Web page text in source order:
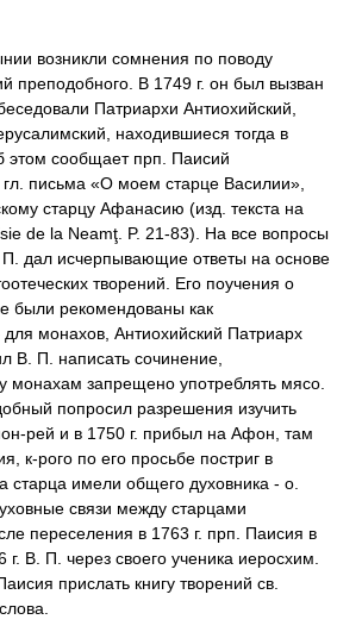
возникли сомнения по поводу
преподобного. В 1749 г. он был вызван
Патриархи Антиохийский,
находившиеся тогда в
этом сообщает прп. Паисий
письма «О моем старце Василии»,
старцу Афанасию (изд. текста на
de la Neamţ. P. 21-83). На все вопросы
П. дал исчерпывающие ответы на основе
творений. Его поучения о
были рекомендованы как
монахов, Антиохийский Патриарх
В. П. написать сочинение,
запрещено употреблять мясо.
попросил разрешения изучить
рей и в 1750 г. прибыл на Афон, там
к-рого по его просьбе постриг в
имели общего духовника - о.
связи между старцами
переселения в 1763 г. прп. Паисия в
В. П. через своего ученика иеросхим.
прислать книгу творений св.